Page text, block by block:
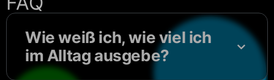
Wie weiß ich, wie viel ich
im Alltag ausgebe?